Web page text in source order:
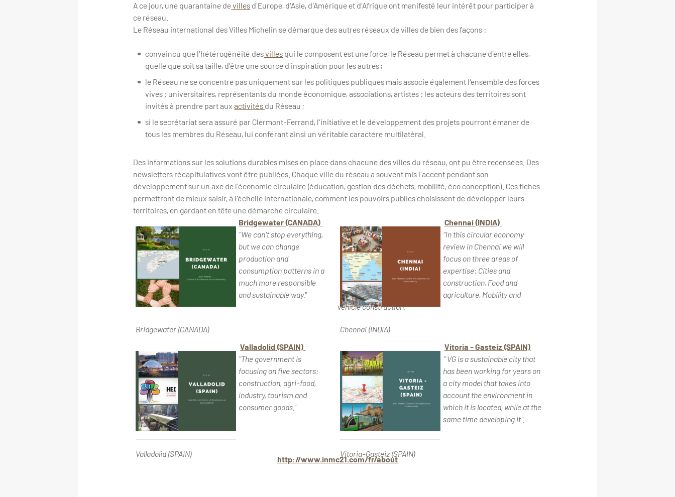
A ce jour, une quarantaine devilles d'Europe, d'Asie, d'Amérique et d'Afrique ont manifesté leur intérêt pour participer à
ce réseau.
Le Réseau international des Villes Michelin se démarque des autres réseaux de villes de bien des façons :
convaincu que l'hétérogénéité desvilles qui le composent est une force, le Réseau permet à chacune d'entre elles,
quelle que soit sa taille, d'être une source d'inspiration pour les autres ;
le Réseau ne se concentre pas uniquement sur les politiques publiques mais associe également l'ensemble des forces
vives : universitaires, représentants du monde économique, associations, artistes : les acteurs des territoires sont
invités à prendre part auxactivités du Réseau ;
si le secrétariat sera assuré par Clermont-Ferrand, l'initiative et le développement des projets pourront émaner de
tous les membres du Réseau, lui conférant ainsi un véritable caractère multilatéral.
Des informations sur les solutions durables mises en place dans chacune des villes du réseau, ont pu être recensées. Des
newsletters récapitulatives vont être publiées. Chaque ville du réseau a souvent mis l'accent pendant son
développement sur un axe de l'économie circulaire (éducation, gestion des déchets, mobilité, éco conception). Ces fiches
permettront de mieux saisir, à l'échelle internationale, comment les pouvoirs publics choisissent de développer leurs
territoires, en gardant en tête une démarche circulaire.
Bridgewater (CANADA) -
Bridgewater (CANADA)
Bridgewater (CANADA)
"We can't stop everything,
but we can change
production and
consumption patterns in a
much more responsible
and sustainable way."
Chennai (INDIA) -
Chennai (INDIA)
Chennai (INDIA)
"In this circular economy
review in Chennai we will
focus on three areas of
expertise: Cities and
construction, Food and
agriculture, Mobility and
vehicle construction."
Valladolid (SPAIN) -
Valladolid (SPAIN)
Valladolid (SPAIN)
"The government is
focusing on five sectors:
construction, agri-food,
industry, tourism and
consumer goods."
Vitoria-Gasteiz (SPAIN) -
Vitoria-Gasteiz (SPAIN)
Vitoria - Gasteiz (SPAIN)
" VG is a sustainable city that
has been working for years on
a city model that takes into
account the environment in
which it is located, while at the
same time developing it".
http://www.inmc21.com/fr/about